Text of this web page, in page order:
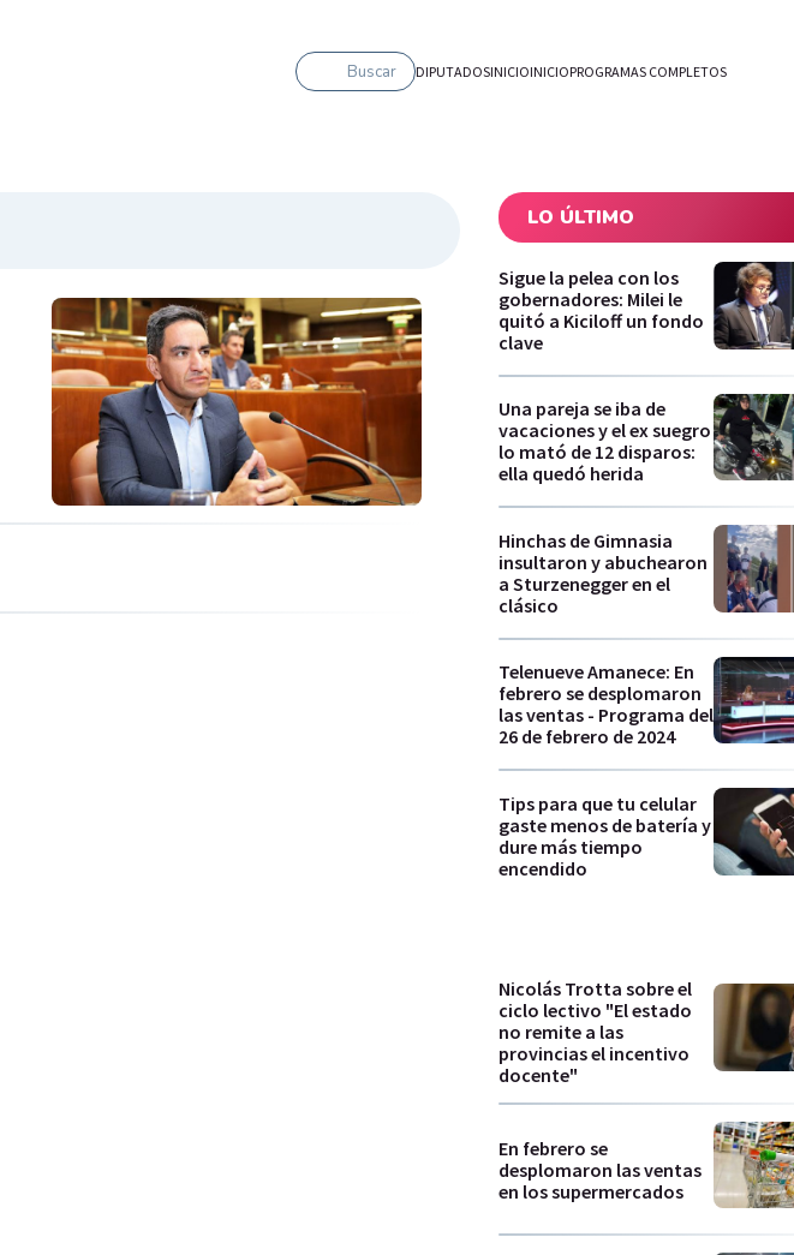
Buscar DIPUTADOSINICIOINICIOPROGRAMAS COMPLETOS
LO ÚLTIMO
Sigue la pelea con los
gobernadores: Milei le
quitó a Kiciloff un fondo
clave
Una pareja se iba de
vacaciones y el ex suegro
lo mató de 12 disparos:
ella quedó herida
Hinchas de Gimnasia
insultaron y abuchearon
a Sturzenegger en el
clásico
Telenueve Amanece: En
febrero se desplomaron
las ventas - Programa del
26 de febrero de 2024
Tips para que tu celular
gaste menos de batería y
dure más tiempo
encendido
Nicolás Trotta sobre el
ciclo lectivo "El estado
no remite a las
provincias el incentivo
docente"
En febrero se
desplomaron las ventas
en los supermercados